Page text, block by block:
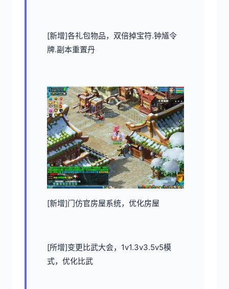
[新增]各礼包物品，双倍掉宝符.钟馗令
牌.副本重置丹
[新增]门仿官房屋系统，优化房屋
[所增]变更比武大会，1v1.3v3.5v5模
式，优化比武